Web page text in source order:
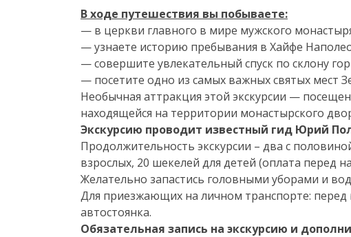
В ходе путешествия вы побываете:
— в церкви главного в мире мужского
— узнаете историю пребывания в Хайфе
— совершите увлекательный спуск по склону
— посетите одно из самых важных святых
Необычная аттракция этой экскурсии —
находящейся на территории монастырского
Экскурсию проводит известный гид Юрий
Продолжительность экскурсии – два с
взрослых, 20 шекелей для детей (оплата перед
Желательно запастись головными уборами и
Для приезжающих на личном транспорте:
автостоянка.
Обязательная запись на экскурсию и